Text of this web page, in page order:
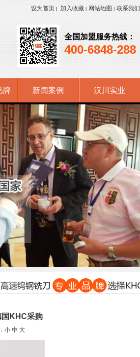
设为首页 | 加入收藏 | 网站地图 | 联系我们
全国加盟服务热线：
400-6848-288
牌 新闻案例 汉川实业
国KHC采购
小 中 大